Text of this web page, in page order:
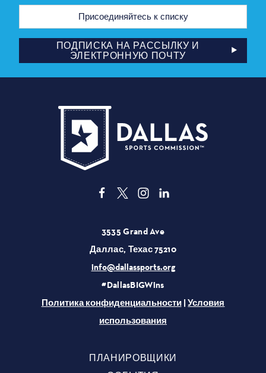
Адрес
почты
ПОДПИСКА НА РАССЫЛКУ И
ЭЛЕКТРОННУЮ ПОЧТУ
3535 Grand Ave
Даллас, Техас 75210
info@dallassports.org
#DallasBIGWins
Политика конфиденциальности|Условия
использования
ПЛАНИРОВЩИКИ